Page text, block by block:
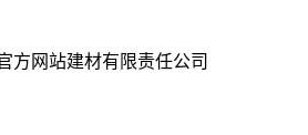
方网站建材有限责任公司